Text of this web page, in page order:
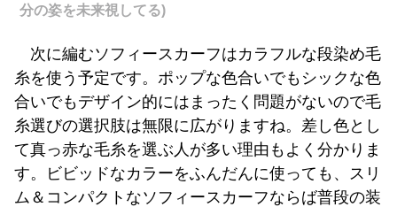
分の姿を未来視してる)
次に編むソフィースカーフはカラフルな段染め毛
糸を使う予定です。ポップな色合いでもシックな色
合いでもデザイン的にはまったく問題がないので毛
糸選びの選択肢は無限に広がりますね。差し色とし
て真っ赤な毛糸を選ぶ人が多い理由もよく分かりま
す。ビビッドなカラーをふんだんに使っても、スリ
ム＆コンパクトなソフィースカーフならば普段の装